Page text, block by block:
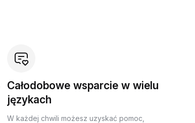
Całodobowe wsparcie w wielu
językach
W każdej chwili możesz uzyskać pomoc,